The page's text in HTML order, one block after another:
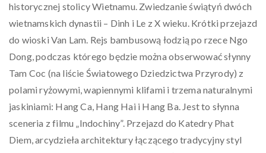
historycznej stolicy Wietnamu. Zwiedzanie świątyń dwóch
wietnamskich dynastii – Dinh i Le z X wieku. Krótki przejazd
do wioski Van Lam. Rejs bambusową łodzią po rzece Ngo
Dong, podczas którego będzie można obserwować słynny
Tam Coc (na liście Światowego Dziedzictwa Przyrody) z
polami ryżowymi, wapiennymi klifami i trzema naturalnymi
jaskiniami: Hang Ca, Hang Hai i Hang Ba. Jest to słynna
sceneria z filmu „Indochiny”. Przejazd do Katedry Phat
Diem, arcydzieła architektury łączącego tradycyjny styl